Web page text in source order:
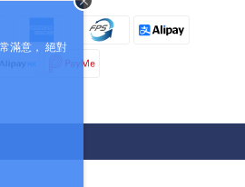
滿意， 絕對